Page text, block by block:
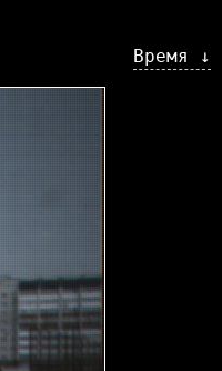
Время ↓